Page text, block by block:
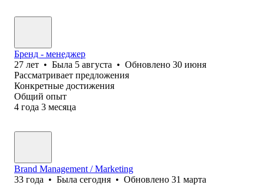
Бренд - менеджер
27 лет • Была 5 августа • Обновлено 30 июня
Рассматривает предложения
Конкретные достижения
Общий опыт
4 года 3 месяца
Brand Management / Marketing
33 года • Была сегодня • Обновлено 31 марта